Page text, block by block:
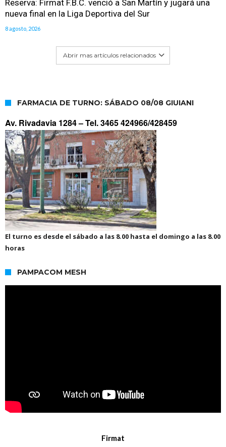
Reserva: Firmat F.B.C. venció a San Martín y jugará una
nueva final en la Liga Deportiva del Sur
8 agosto, 2026
Abrir mas artículos relacionados
FARMACIA DE TURNO: SÁBADO 08/08 GIUIANI
Av. Rivadavia 1284 –Tel. 3465 424966/428459
El turno es desde el sábado a las 8.00 hasta el domingo a las 8.00
horas
PAMPACOM MESH
Firmat